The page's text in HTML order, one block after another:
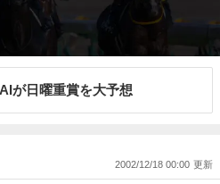
が日曜重賞を大予想
2002/12/18 00:00